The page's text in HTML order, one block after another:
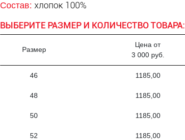
Состав: хлопок 100%
ВЫБЕРИТЕ РАЗМЕР И КОЛИЧЕСТВО ТОВАРА:
Размер
Цена от
3 000 руб.
46 1185,00
48 1185,00
50 1185,00
52 1185,00